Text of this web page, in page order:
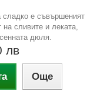
сладко е съвършеният
сливите и леката,
дюля.
лв
Още